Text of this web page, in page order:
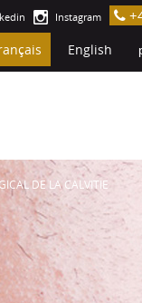
Instagram 
English
DE LA CALVITIE